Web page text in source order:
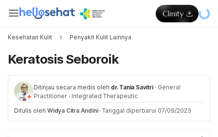
Kesehatan Kulit Penyakit Kulit Lainnya
Keratosis Seboroik
Ditinjau secara medis oleh dr. Tania Savitri · General
Practitioner · Integrated Therapeutic
Ditulis oleh Widya Citra Andini · Tanggal diperbarui 07/09/2023